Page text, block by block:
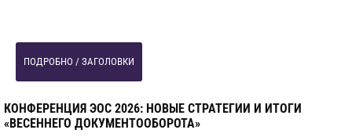
ПОДРОБНО / ЗАГОЛОВКИ
КОНФЕРЕНЦИЯ ЭОС 2026: НОВЫЕ СТРАТЕГИИ И ИТОГИ
«ВЕСЕННЕГО ДОКУМЕНТООБОРОТА»